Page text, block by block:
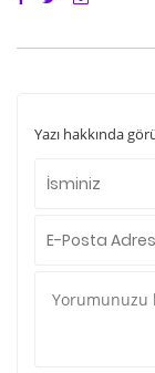
Yazı hakkında